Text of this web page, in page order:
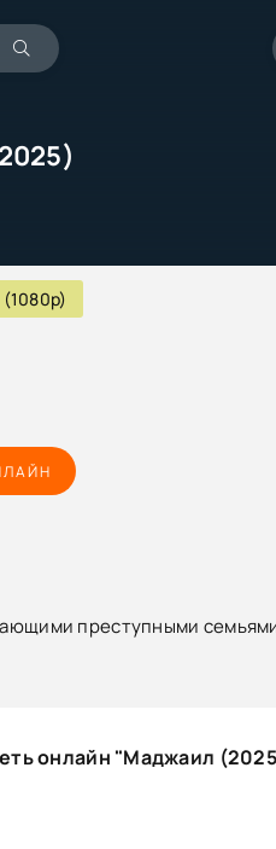
(1080p)
преступными
онлайн "Маджаил